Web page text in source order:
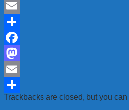
Mastodon
Email
Share
Facebook
Mastodon
Email
Share
Trackbacks are closed, but you can